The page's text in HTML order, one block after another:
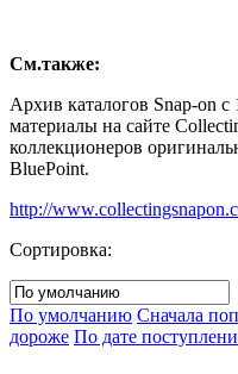
См.также:
Архив каталогов Snap-on
материалы на сайте
коллекционеров
BluePoint.
http://
Сортировка:
По умолчанию Сначала
дороже По дате